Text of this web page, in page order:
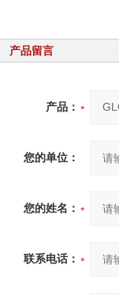
产品留言
产品：
您的单位：
您的姓名：
联系电话：